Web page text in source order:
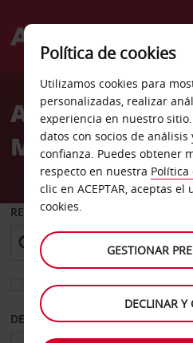
Welcome
AvisAlquiler de
Millington TN
RECOGER EN
Elegir otra oficina de
DESDE
Política de cookies
Utilizamos cookies para
personalizadas, realizar
experiencia en nuestro
datos con socios de
confianza. Puedes obtener
respecto en nuestra Política
clic en ACEPTAR, aceptas
cookies.
GESTIONAR
DECLINAR Y